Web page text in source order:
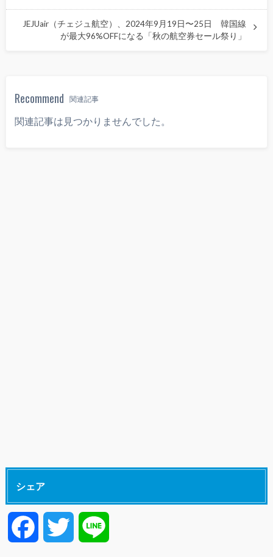
JEJUair（チェジュ航空）、2024年9月19日〜25日 韓国線
が最大96%OFFになる「秋の航空券セール祭り」
Recommend 関連記事
関連記事は見つかりませんでした。
シェア